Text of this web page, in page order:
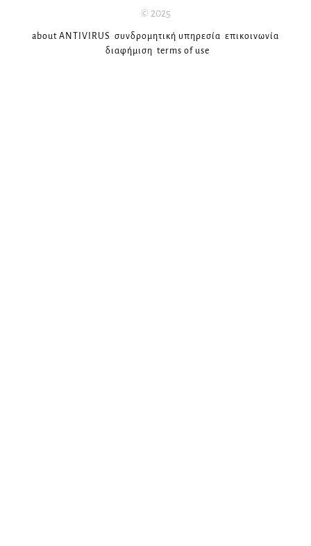
© 2025
about ANTIVIRUS συνδρομητική υπηρεσία επικοινωνία
διαφήμιση terms of use